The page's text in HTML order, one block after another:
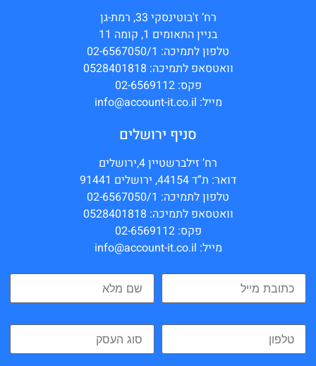
רח’ ז'בוטינסקי 33, רמת-גן
בניין התאומים 1, קומה 11
טלפון לתמיכה: 02-6567050/1
וואטסאפ לתמיכה: 0528401818
פקס: 02-6569112
מייל: info@account-it.co.il
סניף ירושלים
רח’ זילברשטיין 4,ירושלים
דואר: ת”ד 44154, ירושלים 91441
טלפון לתמיכה: 02-6567050/1
וואטסאפ לתמיכה: 0528401818
פקס: 02-6569112
מייל: info@account-it.co.il